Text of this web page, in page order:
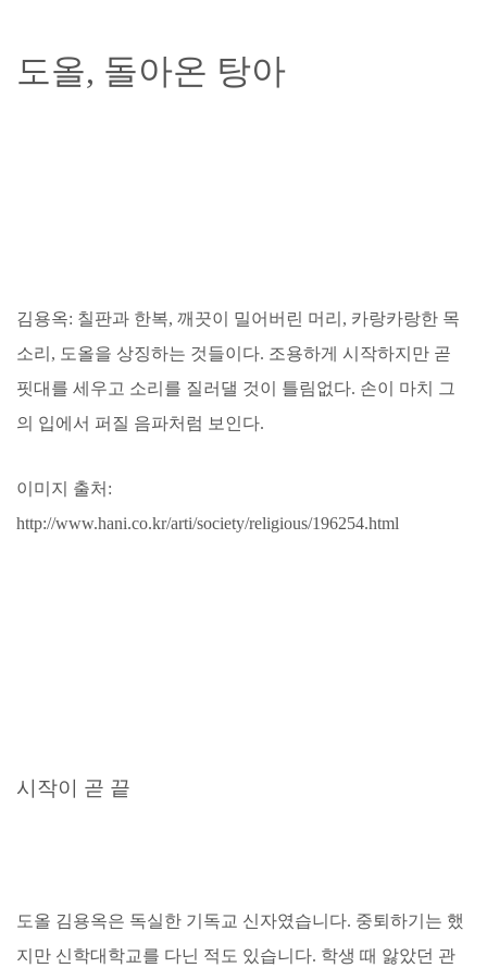
도올, 돌아온 탕아
김용옥: 칠판과 한복, 깨끗이 밀어버린 머리, 카랑카랑한 목
소리, 도올을 상징하는 것들이다. 조용하게 시작하지만 곧
핏대를 세우고 소리를 질러댈 것이 틀림없다. 손이 마치 그
의 입에서 퍼질 음파처럼 보인다.
이미지 출처:
http://www.hani.co.kr/arti/society/religious/196254.html
시작이 곧 끝
도올 김용옥은 독실한 기독교 신자였습니다. 중퇴하기는 했
지만 신학대학교를 다닌 적도 있습니다. 학생 때 앓았던 관